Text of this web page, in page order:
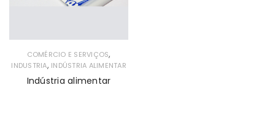
COMÉRCIO E SERVIÇOS,
INDUSTRIA, INDÚSTRIA ALIMENTAR
Indústria alimentar